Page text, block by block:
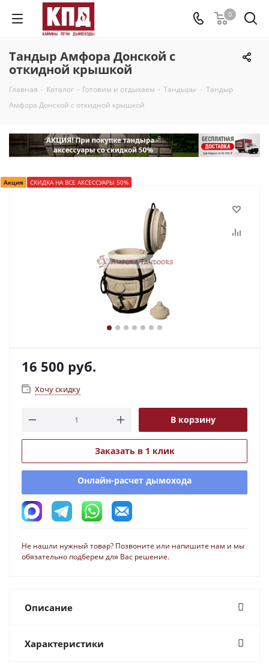
0
Тандыр Амфора Донской с
откидной крышкой
Главная - Каталог - Готовим и отдыхаем - Тандыры - Тандыр
Амфора Донской с откидной крышкой
Акция СКИДКА НА ВСЕ АКСЕССУАРЫ 50%
16 500 руб.
Хочу скидку
В корзину
Заказать в 1 клик
Онлайн-расчет дымохода
Не нашли нужный товар? Позвоните или напишите нам и мы
обязательно подберем для Вас решение.
Описание
Характеристики